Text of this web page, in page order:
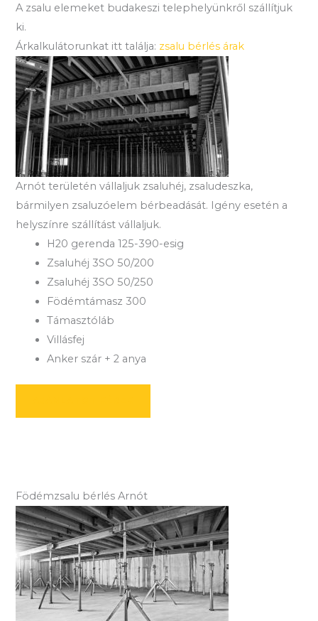
A zsalu elemeket budakeszi telephelyünkről szállítjuk
ki.
Árkalkulátorunkat itt találja: zsalu bérlés árak
Arnót területén vállaljuk zsaluhéj, zsaludeszka,
bármilyen zsaluzóelem bérbeadását. Igény esetén a
helyszínre szállítást vállaljuk.
H20 gerenda 125-390-esig
Zsaluhéj 3SO 50/200
Zsaluhéj 3SO 50/250
Födémtámasz 300
Támasztóláb
Villásfej
Anker szár + 2 anya
Födémzsalu bérlés Arnót